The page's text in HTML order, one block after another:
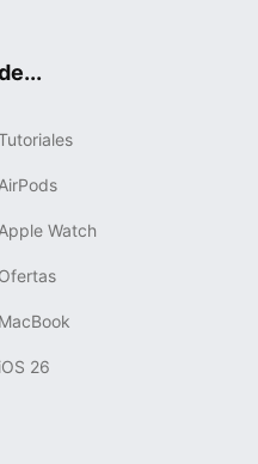
AirPods
Apple Watch
Ofertas
MacBook
iOS 26